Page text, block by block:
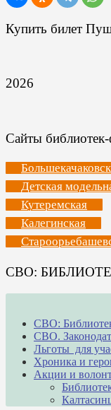
Купить билет
2026
Сайты
Детская
Кутеремская
Калегинская
СВО:
СВО:
СВО.
Льготы для
Хроника и
Акции и